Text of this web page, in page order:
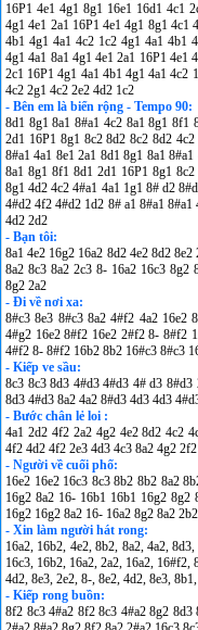
16P1 4e1 4g1 8g1 16e1 16d1 4c1
4g1 4e1 2a1 16P1 4e1 4g1 8g1 4c1
4b1 4g1 4a1 4c2 1c2 4g1 4a1 4b1
4g1 4a1 8a1 4g1 4e1 2a1 16P1 4e1
2c1 16P1 4g1 4a1 4b1 4g1 4a1 4c2
4c2 2g1 4c2 2e2 4d2 1c2
- Bên em là biển rộng - Tempo 90:
8d1 8g1 8a1 8#a1 4c2 8a1 8g1 8f1
2d1 16P1 8g1 8c2 8d2 8c2 8d2
8#a1 4a1 8e1 2a1 8d1 8g1 8a1
8a1 8g1 8f1 8d1 2d1 16P1 8g1
8g1 4d2 4c2 4#a1 4a1 1g1 8# d2
4#d2 4f2 4#d2 1d2 8# a1 8#a1
4d2 2d2
- Bạn tôi:
8a1 4e2 16g2 16a2 8d2 4e2 8d2
8a2 8c3 8a2 2c3 8- 16a2 16c3 8g2
8g2 2a2
- Đi về nơi xa:
8#c3 8e3 8#c3 8a2 4#f2 4a2 16e2
4#g2 16e2 8#f2 16e2 2#f2 8- 8#f2
4#f2 8- 8#f2 16b2 8b2 16#c3 8#c3
- Kiếp ve sầu:
8c3 8c3 8d3 4#d3 4#d3 4# d3
8d3 4#d3 8a2 4a2 8#d3 4d3 4d3
- Bước chân lẻ loi :
4a1 2d2 4f2 2a2 4g2 4e2 8d2 4c2
4f2 4d2 4f2 2e3 4d3 4c3 8a2 4g2
- Người về cuối phố:
16e2 16e2 16c3 8c3 8b2 8b2 8a2
16g2 8a2 16- 16b1 16b1 16g2
16g2 16g2 8a2 16- 16a2 8g2 8a2
- Xin làm người hát rong:
16a2, 16b2, 4e2, 8b2, 8a2, 4a2,
16c3, 16b2, 16a2, 2a2, 16a2, 16#f2,
4d2, 8e3, 2e2, 8-, 8e2, 4d2, 8e3,
- Kiếp rong buồn:
8f2 8c3 4#a2 8f2 8c3 4#a2 8g2